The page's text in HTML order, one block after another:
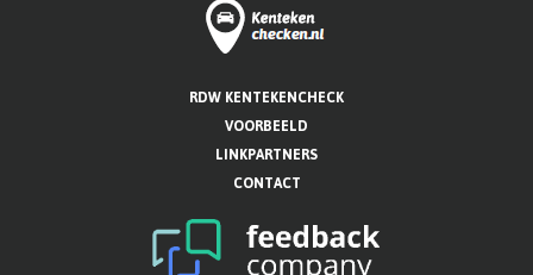
RDW KENTEKENCHECK
VOORBEELD
LINKPARTNERS
CONTACT